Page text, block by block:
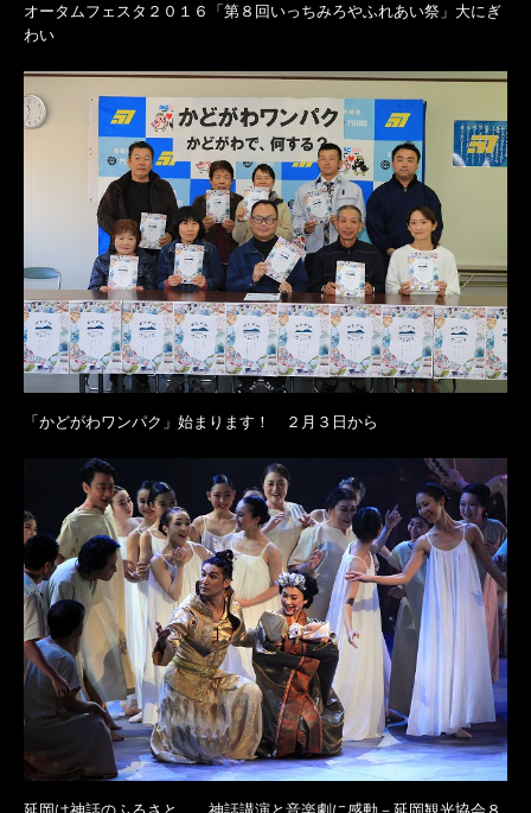
オータムフェスタ２０１６「第８回いっちみろやふれあい祭」大にぎ
わい
「かどがわワンパク」始まります！ ２月３日から